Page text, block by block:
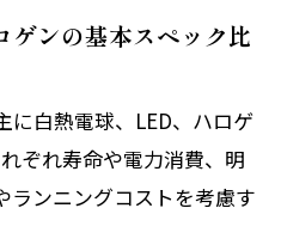
ンの基本スペック比
に白熱電球、LED、ハロゲ
ぞれ寿命や電力消費、明
ランニングコストを考慮す